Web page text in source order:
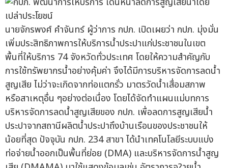
นายจักรพงศ์ คำจันทร์ ผู้ว่าการ กปภ. เปิดเผยว่า กปภ. มุ่งมั่น
เพิ่มประสิทธิภาพการให้บริการน้ำประปาแก่ประชาชนในเขต
พื้นที่ให้บริการ 74 จังหวัดทั่วประเทศ โดยให้ความสำคัญกับ
การใช้ทรัพยากรน้ำอย่างคุ้มค่า จึงได้มีการบริหารจัดการลดน้ำ
สูญเสีย ไม่ว่าจะเกิดจากท่อแตกรั่ว มาตรวัดน้ำเสื่อมสภาพ
หรือสาเหตุอื่น ๆอย่างต่อเนื่อง โดยได้จัดทำแผนแม่บทการ
บริหารจัดการลดน้ำสูญเสียของ กปภ. เพื่อลดการสูญเสียน้ำ
ประปาจากสถานีผลิตน้ำประปาถึงบ้านเรือนของประชาชนให้
น้อยที่สุด ปัจจุบัน กปภ. 234 สาขา ได้นำเทคโนโลยีระบบแบ่ง
ท่อจ่ายน้ำออกเป็นพื้นที่ย่อย (DMA) และบริหารจัดการน้ำสูญ